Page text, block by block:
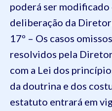
poderá ser
deliberação da
17º – Os casos
resolvidos pela
com a Lei dos
da doutrina e dos
estatuto entrará em